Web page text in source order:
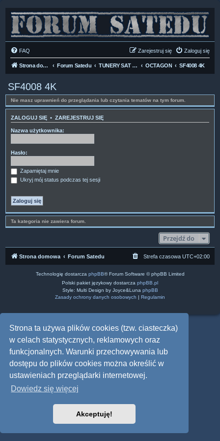
Strona ta używa plików cookies (tzw. ciasteczka)
w celach statystycznych, reklamowych oraz
funkcjonalnych. Warunki przechowywania lub
dostępu do plików cookies można określić w
ustawieniach przeglądarki internetowej.
Dowiedz się więcej
Akceptuję!
FAQ Zaloguj się
Zarejestruj się
Strona domowa Forum Satedu TUNERY SAT HD-LINUX OCTAGON SF4008 4K
SF4008 4K
Nie masz uprawnień do przeglądania lub czytania tematów na tym forum.
ZALOGUJ SIĘ • ZAREJESTRUJ SIĘ
Nazwa użytkownika:
Hasło:
Zapamiętaj mnie
Ukryj mój status podczas tej sesji
Ta kategoria nie zawiera forum.
Przejdź do
Strona domowa Forum Satedu Strefa czasowa UTC+02:00
Technologię dostarcza phpBB® Forum Software © phpBB Limited
Polski pakiet językowy dostarcza phpBB.pl
Style: Multi Design by Joyce&Luna phpBB
Zasady ochrony danych osobowych | Regulamin